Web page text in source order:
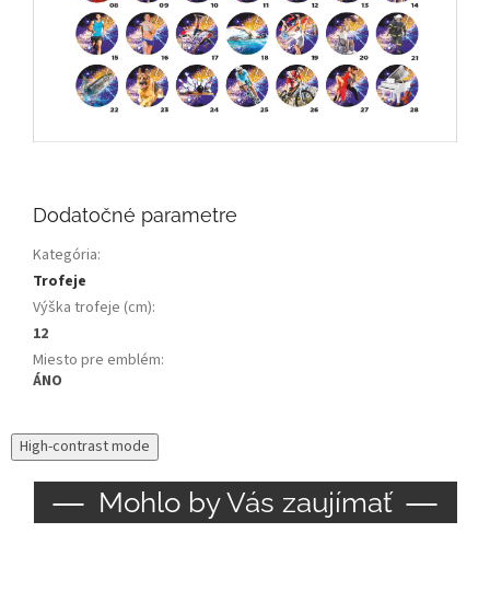
Dodatočné parametre
Kategória:
Trofeje
Výška trofeje (cm):
12
Miesto pre emblém:
ÁNO
High-contrast mode
Mohlo by Vás zaujímať